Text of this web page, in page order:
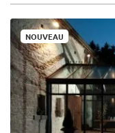
NOUVEAU